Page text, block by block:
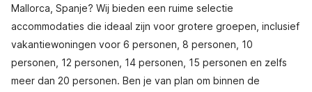
Mallorca, Spanje? Wij bieden een ruime selectie
accommodaties die ideaal zijn voor grotere groepen, inclusief
vakantiewoningen voor 6 personen, 8 personen, 10
personen, 12 personen, 14 personen, 15 personen en zelfs
meer dan 20 personen. Ben je van plan om binnen de